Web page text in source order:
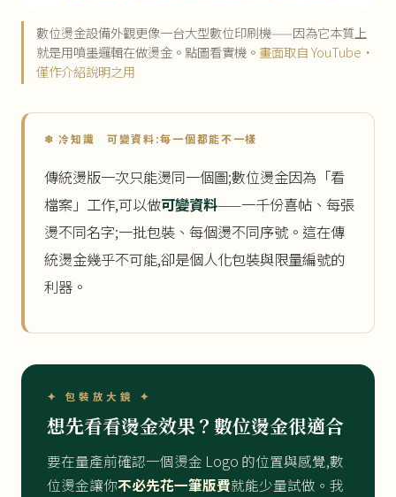
數位燙金設備外觀更像一台大型數位印刷機——因為它本質上
就是用噴墨邏輯在做燙金。點圖看實機。 畫面取自 YouTube・
僅作介紹說明之用
❄ 冷知識 可變資料:每一個都能不一樣
傳統燙版一次只能燙同一個圖;數位燙金因為「看
檔案」工作,可以做可變資料——一千份喜帖、每張
燙不同名字;一批包裝、每個燙不同序號。這在傳
統燙金幾乎不可能,卻是個人化包裝與限量編號的
利器。
✦ 包裝放大鏡 ✦
想先看看燙金效果？數位燙金很適合
要在量產前確認一個燙金 Logo 的位置與感覺,數
位燙金讓你不必先花一筆版費就能少量試做。我